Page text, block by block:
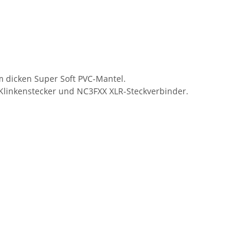
Super Soft PVC-Mantel.
und NC3FXX XLR-Steckverbinder.